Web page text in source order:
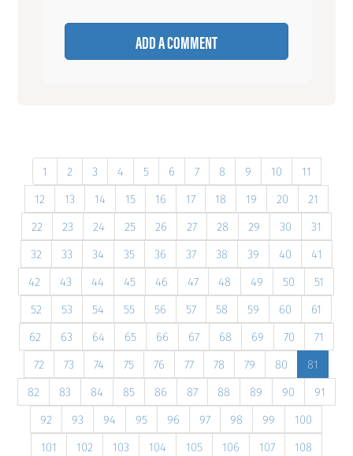
ADD A COMMENT
1 2 3 4 5 6 7 8 9 10
11
12
13 14 15 16 17 18 19 20
21
22
23 24 25 26 27 28 29 30
31
32
33 34 35 36 37 38 39 40
41
42
43 44 45 46 47 48 49 50
51
52
53 54 55 56 57 58 59 60
61
62
63 64 65 66 67 68 69 70
71
72
73 74 75 76 77 78 79 80
81
82
83 84 85 86 87 88 89 90
91
92
93 94 95 96 97 98 99
100
101
102 103 104 105 106 107
108